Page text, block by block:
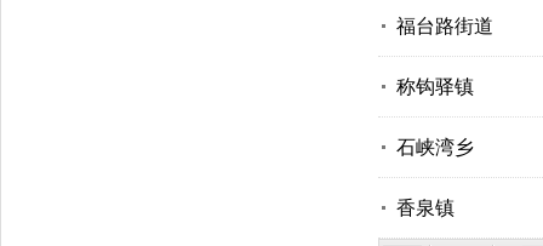
福台路街道
称钩驿镇
石峡湾乡
香泉镇